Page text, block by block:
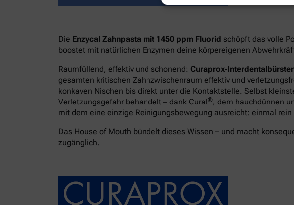
Die Enzycal Zahnpasta mit 1450 ppm Fluorid schöpft das volle
boostet mit natürlichen Enzymen deine körpereigenen
Raumfüllend, effektiv und schonend: Curaprox-
gesamten kritischen Zahnzwischenraum effektiv und
konkaven Nischen bis direkt unter die Kontaktstelle. Selbst
Verletzungsgefahr behandelt – dank Cural®, dem hauchdünnen
mit dem eine einzige Reinigungsbewegung ausreicht: einmal rein
Das House of Mouth bündelt dieses Wissen – und macht
zugänglich.